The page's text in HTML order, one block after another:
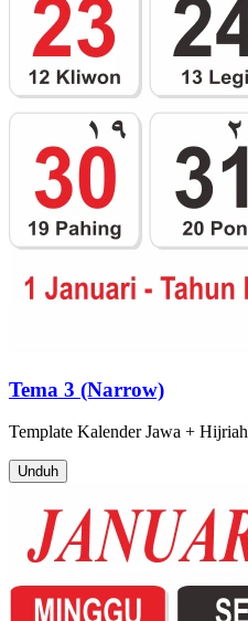
Tema 3 (Narrow)
Template Kalender Jawa + Hijriah
Unduh